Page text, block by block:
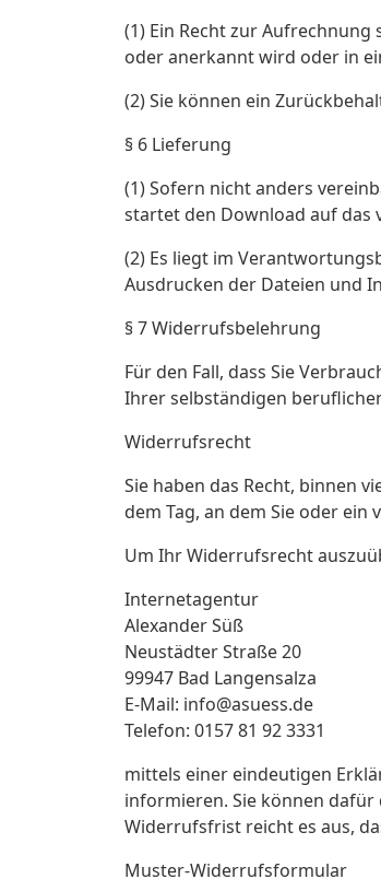
(1) Ein Recht zur
oder anerkannt wird oder in
(2) Sie können ein
§ 6 Lieferung
(1) Sofern nicht anders
startet den Download auf das
(2) Es liegt im
Ausdrucken der Dateien und
§ 7 Widerrufsbelehrung
Für den Fall, dass Sie
Ihrer selbständigen
Widerrufsrecht
Sie haben das Recht, binnen
dem Tag, an dem Sie oder
Um Ihr Widerrufsrecht
Internetagentur
Alexander Süß
Neustädter Straße 20
99947 Bad Langensalza
E-Mail: info@asuess.de
Telefon: 0157 81 92 3331
mittels einer eindeutigen
informieren. Sie können
Widerrufsfrist reicht es aus,
Muster-Widerrufsformular